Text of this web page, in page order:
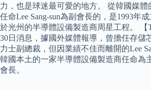
力，也是球迷最可愛的地方。 從韓國媒體
任命Lee Sang-sun為副會長的，是1993年
於光州的半導體設備製造商周星工程。 【
30日消息，據國外媒體報導，曾擔任存儲
力士副總裁，但因業績不佳而離開的Lee
韓國本土的一家半導體設備製造商任命為
會長。